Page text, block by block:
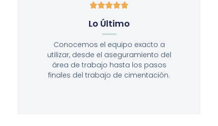

Lo Último
Conocemos el equipo exacto a
utilizar, desde el aseguramiento del
área de trabajo hasta los pasos
finales del trabajo de cimentación.